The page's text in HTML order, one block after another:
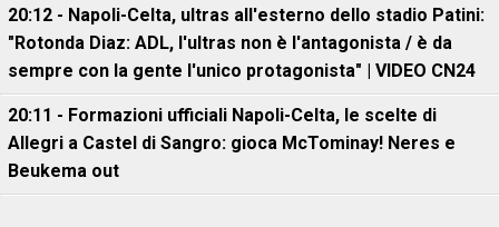
20:12 - Napoli-Celta, ultras all'esterno dello stadio Patini:
"Rotonda Diaz: ADL, l'ultras non è l'antagonista / è da
sempre con la gente l'unico protagonista" | VIDEO CN24
20:11 - Formazioni ufficiali Napoli-Celta, le scelte di
Allegri a Castel di Sangro: gioca McTominay! Neres e
Beukema out